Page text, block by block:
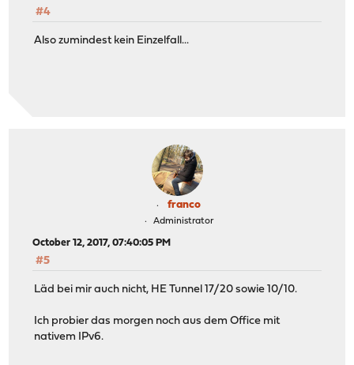
#4
Also zumindest kein Einzelfall...
franco
Administrator
October 12, 2017, 07:40:05 PM
#5
Läd bei mir auch nicht, HE Tunnel 17/20 sowie 10/10.
Ich probier das morgen noch aus dem Office mit
nativem IPv6.